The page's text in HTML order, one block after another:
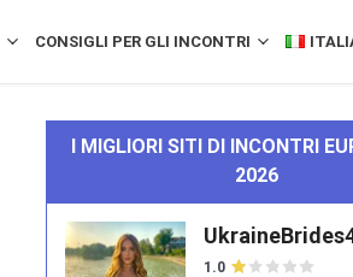
CONSIGLI PER GLI INCONTRI
I MIGLIORI SITI DI INCONTRI
2026
1.0